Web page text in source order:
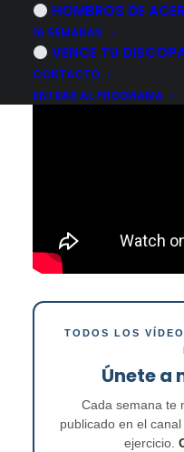
HOMBROS DE
16 SEMANAS
VENCE TU
CONTACTO
ENTRAR AL PROGRAMA
TODOS LOS
Únete a
Cada semana te
publicado en el
ejercicio.